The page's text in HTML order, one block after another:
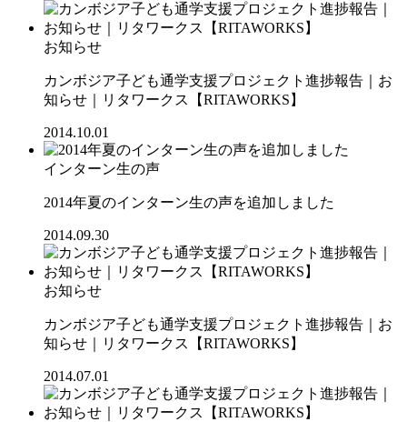
お知らせ
カンボジア子ども通学支援プロジェクト進捗報告｜お
知らせ｜リタワークス【RITAWORKS】
2014.10.01
インターン生の声
2014年夏のインターン生の声を追加しました
2014.09.30
お知らせ
カンボジア子ども通学支援プロジェクト進捗報告｜お
知らせ｜リタワークス【RITAWORKS】
2014.07.01